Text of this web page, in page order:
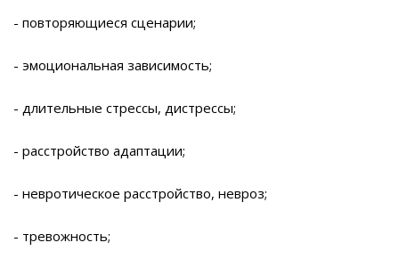
- повторяющиеся сценарии;
- эмоциональная зависимость;
- длительные стрессы, дистрессы;
- расстройство адаптации;
- невротическое расстройство, невроз;
- тревожность;